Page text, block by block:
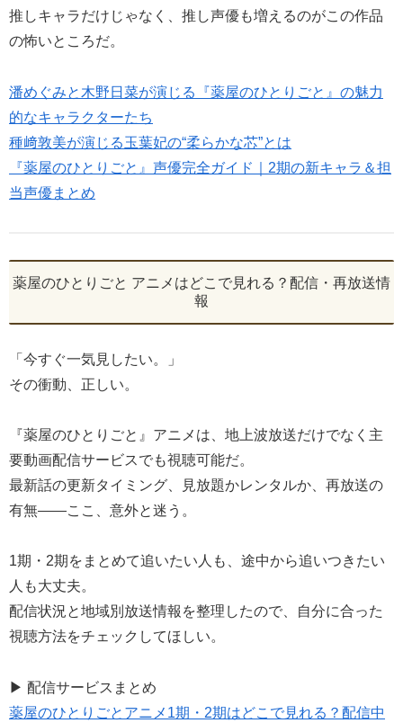
推しキャラだけじゃなく、推し声優も増えるのがこの作品
の怖いところだ。
潘めぐみと木野日菜が演じる『薬屋のひとりごと』の魅力
的なキャラクターたち
種﨑敦美が演じる玉葉妃の“柔らかな芯”とは
『薬屋のひとりごと』声優完全ガイド｜2期の新キャラ＆担
当声優まとめ
薬屋のひとりごと アニメはどこで見れる？配信・再放送情
報
「今すぐ一気見したい。」
その衝動、正しい。
『薬屋のひとりごと』アニメは、地上波放送だけでなく主
要動画配信サービスでも視聴可能だ。
最新話の更新タイミング、見放題かレンタルか、再放送の
有無――ここ、意外と迷う。
1期・2期をまとめて追いたい人も、途中から追いつきたい
人も大丈夫。
配信状況と地域別放送情報を整理したので、自分に合った
視聴方法をチェックしてほしい。
▶ 配信サービスまとめ
薬屋のひとりごとアニメ1期・2期はどこで見れる？配信中